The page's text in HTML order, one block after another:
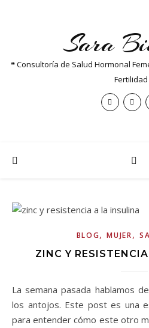
Sara
❝ Consultoría de Salud Hormonal
Fertilidad
BLOG,MUJER,
ZINC Y
La semana pasada hablamos del cromo y su relación con
los antojos. Este post es una
para entender cómo este otro